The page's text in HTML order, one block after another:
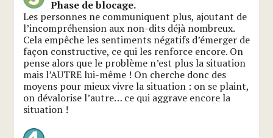
Phase de blocage.
Les personnes ne communiquent plus, ajoutant de
l’incompréhension aux non-dits déjà nombreux.
Cela empêche les sentiments négatifs d’émerger de
façon constructive, ce qui les renforce encore. On
pense alors que le problème n’est plus la situation
mais l’AUTRE lui-même ! On cherche donc des
moyens pour mieux vivre la situation : on se plaint,
on dévalorise l’autre… ce qui aggrave encore la
situation !